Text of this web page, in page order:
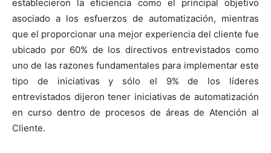
establecieron la eficiencia como el principal objetivo
asociado a los esfuerzos de automatización, mientras
que el proporcionar una mejor experiencia del cliente fue
ubicado por 60% de los directivos entrevistados como
uno de las razones fundamentales para implementar este
tipo de iniciativas y sólo el 9% de los líderes
entrevistados dijeron tener iniciativas de automatización
en curso dentro de procesos de áreas de Atención al
Cliente.